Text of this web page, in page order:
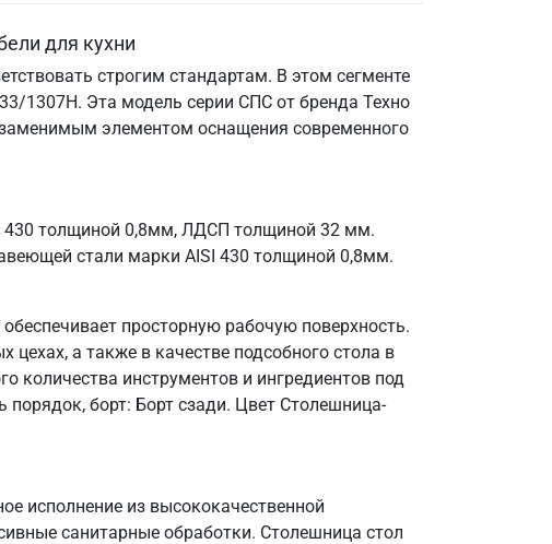
для кухни
строгим стандартам. В этом сегменте
1307Н. Эта модель серии СПС от бренда Техно
элементом оснащения современного
430 толщиной 0,8мм, ЛДСП толщиной 32 мм.
стали марки AISI 430 толщиной 0,8мм.
просторную рабочую поверхность.
а также в качестве подсобного стола в
количества инструментов и ингредиентов под
борт: Борт сзади. Цвет Столешница-
исполнение из высококачественной
санитарные обработки. Столешница стол